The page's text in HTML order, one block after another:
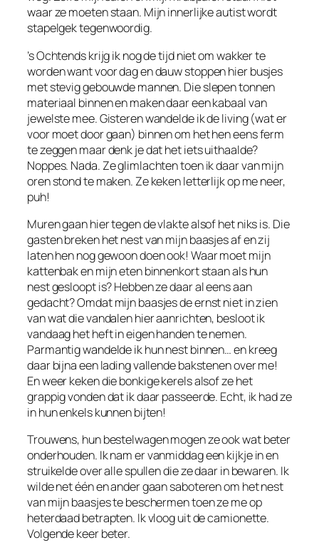
waar ze moeten staan. Mijn innerlijke autist wordt
stapelgek tegenwoordig.
’s Ochtends krijg ik nog de tijd niet om wakker te
worden want voor dag en dauw stoppen hier busjes
met stevig gebouwde mannen. Die slepen tonnen
materiaal binnen en maken daar een kabaal van
jewelste mee. Gisteren wandelde ik de living (wat er
voor moet door gaan) binnen om het hen eens ferm
te zeggen maar denk je dat het iets uithaalde?
Noppes. Nada. Ze glimlachten toen ik daar van mijn
oren stond te maken. Ze keken letterlijk op me neer,
puh!
Muren gaan hier tegen de vlakte alsof het niks is. Die
gasten breken het nest van mijn baasjes af en zij
laten hen nog gewoon doen ook! Waar moet mijn
kattenbak en mijn eten binnenkort staan als hun
nest gesloopt is? Hebben ze daar al eens aan
gedacht? Omdat mijn baasjes de ernst niet in zien
van wat die vandalen hier aanrichten, besloot ik
vandaag het heft in eigen handen te nemen.
Parmantig wandelde ik hun nest binnen… en kreeg
daar bijna een lading vallende bakstenen over me!
En weer keken die bonkige kerels alsof ze het
grappig vonden dat ik daar passeerde. Echt, ik had ze
in hun enkels kunnen bijten!
Trouwens, hun bestelwagen mogen ze ook wat beter
onderhouden. Ik nam er vanmiddag een kijkje in en
struikelde over alle spullen die ze daar in bewaren. Ik
wilde net één en ander gaan saboteren om het nest
van mijn baasjes te beschermen toen ze me op
heterdaad betrapten. Ik vloog uit de camionette.
Volgende keer beter.